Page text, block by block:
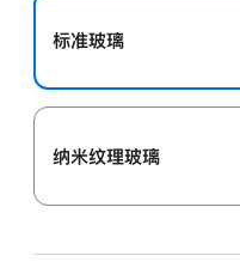
标准玻璃
纳米纹理玻璃